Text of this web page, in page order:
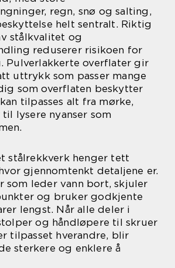
regn, snø og salting,
helt sentralt. Riktig
stålkvalitet og
reduserer risikoen for
Pulverlakkerte overflater gir
uttrykk som passer mange
som overflaten beskytter
tilpasses alt fra mørke,
lysere nyanser som
stålrekkverk henger tett
gjennomtenkt detaljene er.
som leder vann bort, skjuler
og bruker godkjente
lengst. Når alle deler i
og håndløpere til skruer
tilpasset hverandre, blir
sterkere og enklere å